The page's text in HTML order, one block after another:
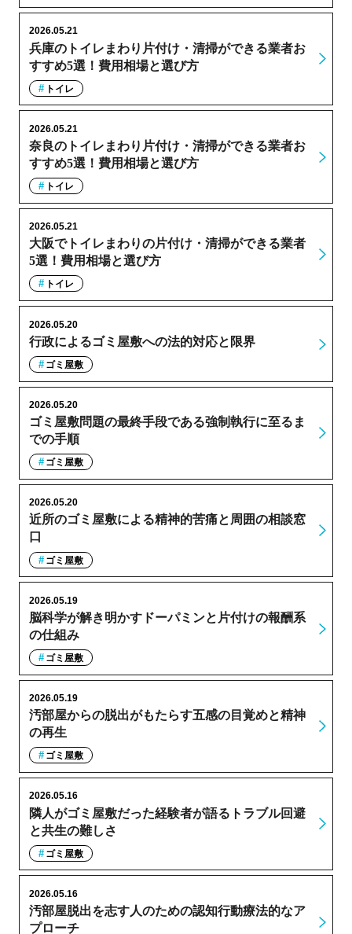
兵庫のトイレまわり片付け・清掃ができる業者お
すすめ5選！費用相場と選び方
2026.05.21
トイレ
奈良のトイレまわり片付け・清掃ができる業者お
すすめ5選！費用相場と選び方
2026.05.21
トイレ
大阪でトイレまわりの片付け・清掃ができる業者
5選！費用相場と選び方
2026.05.21
トイレ
行政によるゴミ屋敷への法的対応と限界
2026.05.20
ゴミ屋敷
ゴミ屋敷問題の最終手段である強制執行に至るま
での手順
2026.05.20
ゴミ屋敷
近所のゴミ屋敷による精神的苦痛と周囲の相談窓
口
2026.05.20
ゴミ屋敷
脳科学が解き明かすドーパミンと片付けの報酬系
の仕組み
2026.05.19
ゴミ屋敷
汚部屋からの脱出がもたらす五感の目覚めと精神
の再生
2026.05.19
ゴミ屋敷
隣人がゴミ屋敷だった経験者が語るトラブル回避
と共生の難しさ
2026.05.16
ゴミ屋敷
汚部屋脱出を志す人のための認知行動療法的なア
プローチ
2026.05.16